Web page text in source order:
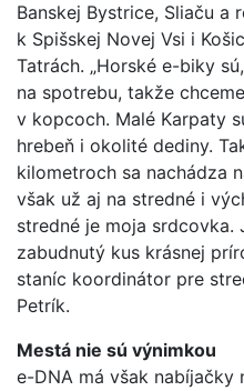
Banskej Bystrice, Sliaču a
k Spišskej Novej Vsi i
Tatrách. „Horské e-biky
na spotrebu, takže
v kopcoch. Malé Karpaty
hrebeň i okolité dediny.
kilometroch sa nachádza
však už aj na stredné i
stredné je moja srdcovka.
zabudnutý kus krásnej
staníc koordinátor pre
Petrík.
Mestá nie sú výnimkou
e-DNA má však nabíjačky